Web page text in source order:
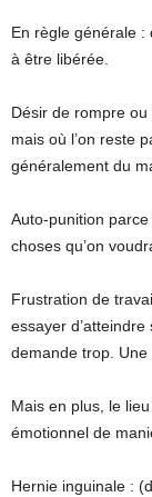
En règle générale :
à être libérée.
Désir de rompre
mais où l’on reste
généralement du
Auto-punition parce
choses qu’on
Frustration de
essayer
demande trop. Une
Mais en plus, le
émotionnel de
Hernie inguinale :